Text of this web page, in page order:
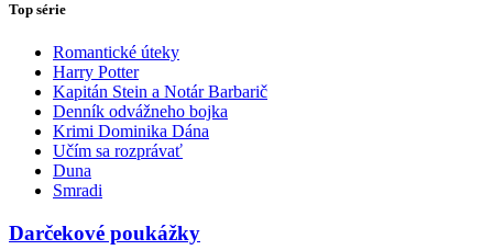
Top série
Romantické úteky
Harry Potter
Kapitán Stein a Notár Barbarič
Denník odvážneho bojka
Krimi Dominika Dána
Učím sa rozprávať
Duna
Smradi
Darčekové poukážky